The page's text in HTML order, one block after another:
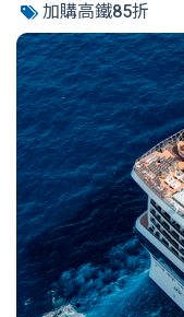
加購高鐵85折